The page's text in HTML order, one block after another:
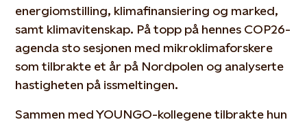
energiomstilling, klimafinansiering og marked,
samt klimavitenskap. På topp på hennes COP26-
agenda sto sesjonen med mikroklimaforskere
som tilbrakte et år på Nordpolen og analyserte
hastigheten på issmeltingen.
Sammen med YOUNGO-kollegene tilbrakte hun